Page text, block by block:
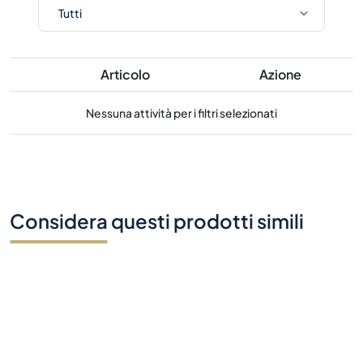
Articolo Azione
Nessuna attività per i filtri selezionati
Considera questi prodotti simili